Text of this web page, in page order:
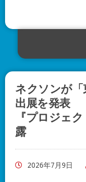
ネクソンが「
出展を発表
『プロジェ
露
2026年7月9日